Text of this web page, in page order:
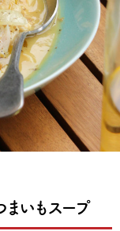
いもスープ